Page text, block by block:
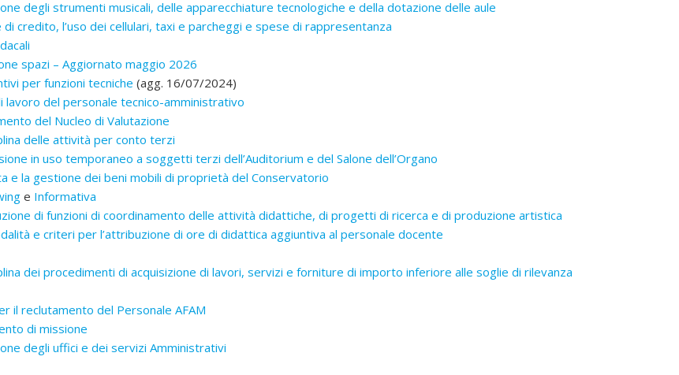
degli strumenti musicali, delle apparecchiature tecnologiche e della dotazione delle aule
credito, l’uso dei cellulari, taxi e parcheggi e spese di rappresentanza
spazi – Aggiornato maggio 2026
per funzioni tecniche (agg. 16/07/2024)
lavoro del personale tecnico-amministrativo
del Nucleo di Valutazione
delle attività per conto terzi
in uso temporaneo a soggetti terzi dell’Auditorium e del Salone dell’Organo
e la gestione dei beni mobili di proprietà del Conservatorio
e Informativa
di funzioni di coordinamento delle attività didattiche, di progetti di ricerca e di produzione artistica
e criteri per l’attribuzione di ore di didattica aggiuntiva al personale docente
dei procedimenti di acquisizione di lavori, servizi e forniture di importo inferiore alle soglie di rilevanza
il reclutamento del Personale AFAM
di missione
degli uffici e dei servizi Amministrativi